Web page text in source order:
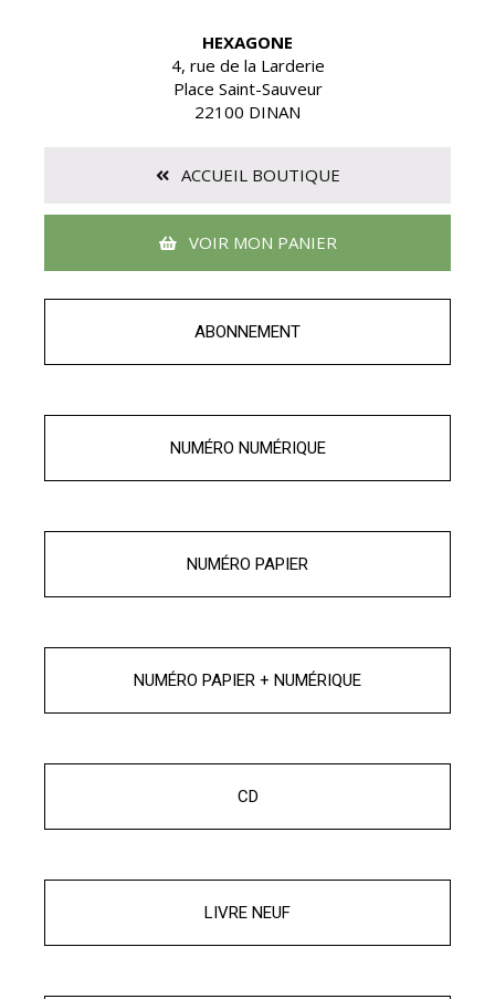
HEXAGONE
4, rue de la Larderie
Place Saint-Sauveur
22100 DINAN
ACCUEIL BOUTIQUE
VOIR MON PANIER
ABONNEMENT
NUMÉRO NUMÉRIQUE
NUMÉRO PAPIER
NUMÉRO PAPIER + NUMÉRIQUE
CD
LIVRE NEUF